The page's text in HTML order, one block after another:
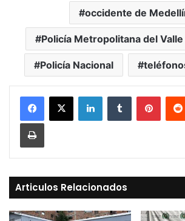
occidente de
Policía Metropolitana del
Policía Nacional
LinkedInTumblr
Print
Articulos Relacionados